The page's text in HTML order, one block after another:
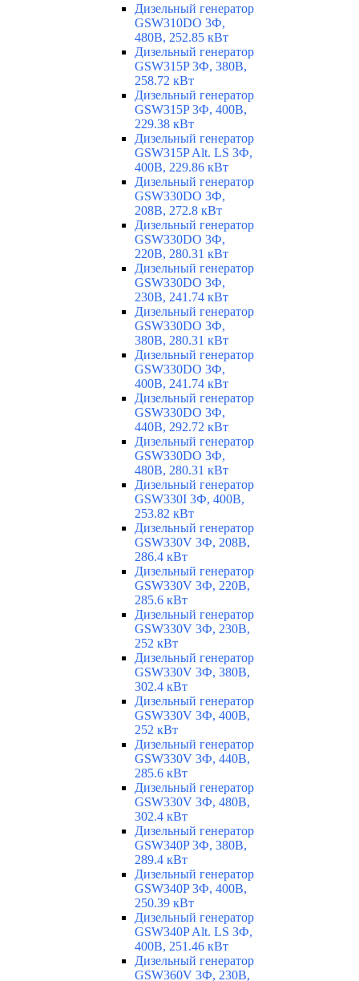
Дизельный генератор
GSW310DO 3Ф,
480В, 252.85 кВт
Дизельный генератор
GSW315P 3Ф, 380В,
258.72 кВт
Дизельный генератор
GSW315P 3Ф, 400В,
229.38 кВт
Дизельный генератор
GSW315P Alt. LS 3Ф,
400В, 229.86 кВт
Дизельный генератор
GSW330DO 3Ф,
208В, 272.8 кВт
Дизельный генератор
GSW330DO 3Ф,
220В, 280.31 кВт
Дизельный генератор
GSW330DO 3Ф,
230В, 241.74 кВт
Дизельный генератор
GSW330DO 3Ф,
380В, 280.31 кВт
Дизельный генератор
GSW330DO 3Ф,
400В, 241.74 кВт
Дизельный генератор
GSW330DO 3Ф,
440В, 292.72 кВт
Дизельный генератор
GSW330DO 3Ф,
480В, 280.31 кВт
Дизельный генератор
GSW330I 3Ф, 400В,
253.82 кВт
Дизельный генератор
GSW330V 3Ф, 208В,
286.4 кВт
Дизельный генератор
GSW330V 3Ф, 220В,
285.6 кВт
Дизельный генератор
GSW330V 3Ф, 230В,
252 кВт
Дизельный генератор
GSW330V 3Ф, 380В,
302.4 кВт
Дизельный генератор
GSW330V 3Ф, 400В,
252 кВт
Дизельный генератор
GSW330V 3Ф, 440В,
285.6 кВт
Дизельный генератор
GSW330V 3Ф, 480В,
302.4 кВт
Дизельный генератор
GSW340P 3Ф, 380В,
289.4 кВт
Дизельный генератор
GSW340P 3Ф, 400В,
250.39 кВт
Дизельный генератор
GSW340P Alt. LS 3Ф,
400В, 251.46 кВт
Дизельный генератор
GSW360V 3Ф, 230В,